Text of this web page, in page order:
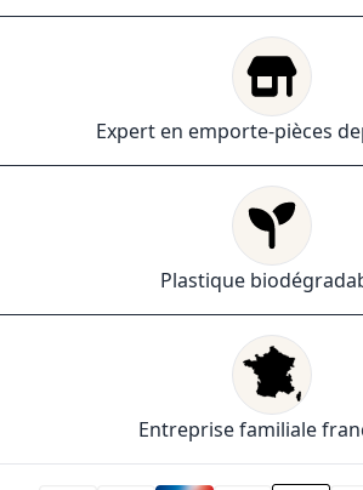
Expert en emporte-pièces
Plastique
Entreprise familiale